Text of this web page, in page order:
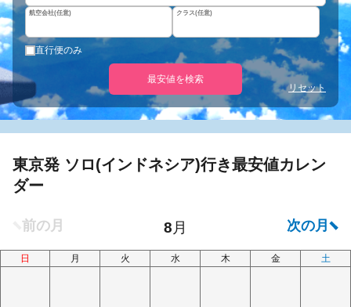
航空会社(任意) クラス(任意)
直行便のみ
最安値を検索
リセット
東京発 ソロ(インドネシア)行き最安値カレン
ダー
日 月 火 水 木 金 土